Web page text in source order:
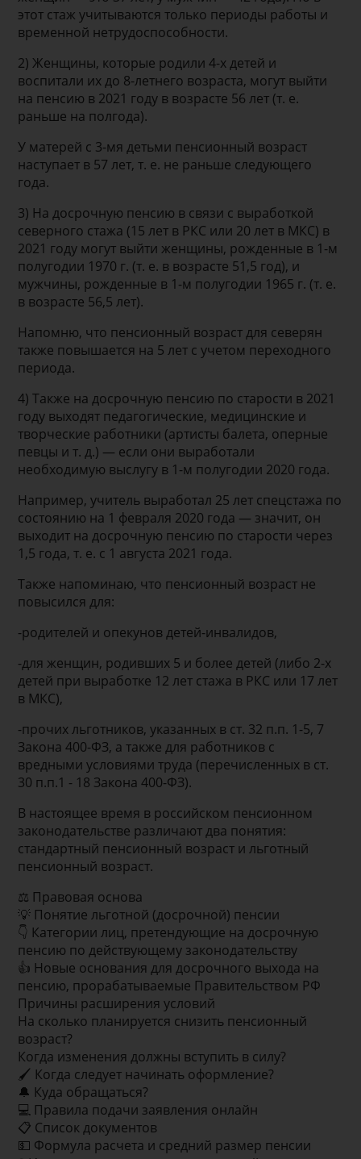
этот стаж учитываются только периоды работы и
временной нетрудоспособности.
2) Женщины, которые родили 4-х детей и
воспитали их до 8-летнего возраста, могут выйти
на пенсию в 2021 году в возрасте 56 лет (т. е.
раньше на полгода).
У матерей с 3-мя детьми пенсионный возраст
наступает в 57 лет, т. е. не раньше следующего
года.
3) На досрочную пенсию в связи с выработкой
северного стажа (15 лет в РКС или 20 лет в МКС) в
2021 году могут выйти женщины, рожденные в 1-м
полугодии 1970 г. (т. е. в возрасте 51,5 год), и
мужчины, рожденные в 1-м полугодии 1965 г. (т. е.
в возрасте 56,5 лет).
Напомню, что пенсионный возраст для северян
также повышается на 5 лет с учетом переходного
периода.
4) Также на досрочную пенсию по старости в 2021
году выходят педагогические, медицинские и
творческие работники (артисты балета, оперные
певцы и т. д.) — если они выработали
необходимую выслугу в 1-м полугодии 2020 года.
Например, учитель выработал 25 лет спецстажа по
состоянию на 1 февраля 2020 года — значит, он
выходит на досрочную пенсию по старости через
1,5 года, т. е. с 1 августа 2021 года.
Также напоминаю, что пенсионный возраст не
повысился для:
-родителей и опекунов детей-инвалидов,
-для женщин, родивших 5 и более детей (либо 2-х
детей при выработке 12 лет стажа в РКС или 17 лет
в МКС),
-прочих льготников, указанных в ст. 32 п.п. 1-5, 7
Закона 400-ФЗ, а также для работников с
вредными условиями труда (перечисленных в ст.
30 п.п.1 - 18 Закона 400-ФЗ).
В настоящее время в российском пенсионном
законодательстве различают два понятия:
стандартный пенсионный возраст и льготный
пенсионный возраст.
⚖ Правовая основа
💡 Понятие льготной (досрочной) пенсии
👇 Категории лиц, претендующие на досрочную
пенсию по действующему законодательству
👍 Новые основания для досрочного выхода на
пенсию, прорабатываемые Правительством РФ
Причины расширения условий
На сколько планируется снизить пенсионный
возраст?
Когда изменения должны вступить в силу?
🖌 Когда следует начинать оформление?
🔔 Куда обращаться?
💻 Правила подачи заявления онлайн
📋 Список документов
💵 Формула расчета и средний размер пенсии